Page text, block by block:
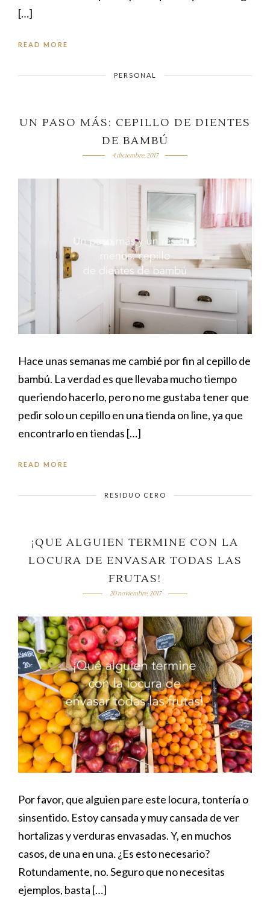
[…]
READ MORE
PERSONAL
UN PASO MÁS: CEPILLO DE DIENTES
DE BAMBÚ
4 diciembre, 2017
Hace unas semanas me cambié por fin al cepillo de
bambú. La verdad es que llevaba mucho tiempo
queriendo hacerlo, pero no me gustaba tener que
pedir solo un cepillo en una tienda on line, ya que
encontrarlo en tiendas […]
READ MORE
RESIDUO CERO
¡QUE ALGUIEN TERMINE CON LA
LOCURA DE ENVASAR TODAS LAS
FRUTAS!
20 noviembre, 2017
Por favor, que alguien pare este locura, tontería o
sinsentido. Estoy cansada y muy cansada de ver
hortalizas y verduras envasadas. Y, en muchos
casos, de una en una. ¿Es esto necesario?
Rotundamente, no. Seguro que no necesitas
ejemplos, basta […]